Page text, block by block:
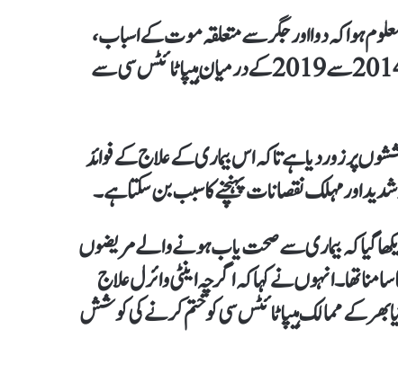
نتائج سے معلوم ہوا کہ دوا اور جگر سے متعلقہ موت کے اسباب،
اضافی اموات کی بڑی وجوہات تھیں۔تحقیق میں شامل تمام افراد 2014 سے 2019 کے درمیان ہیپاٹائٹس سی سے
پر زور دیا ہے تاکہ اس بیماری کے علاج کے فوائد
اور مہلک نقصانات پہنچنے کا سبب بن سکتا ہے۔
دیکھا گیا کہ بیماری سے صحت یاب ہونے والے مریضوں
تھا۔انہوں نے کہا کہ اگرچہ اینٹی وائرل علاج
بھر کے ممالک ہیپاٹائٹس سی کو ختم کرنے کی کوشش